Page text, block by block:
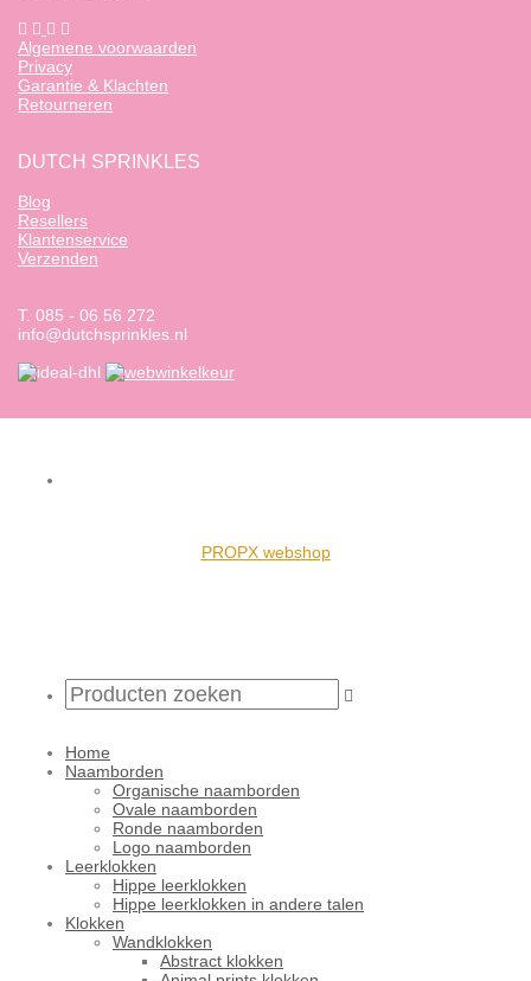
Algemene voorwaarden
Privacy
Garantie & Klachten
Retourneren
DUTCH SPRINKLES
Blog
Resellers
Klantenservice
Verzenden
T. 085 - 06 56 272
info@dutchsprinkles.nl
PROPX webshop
Home
Naamborden
Organische naamborden
Ovale naamborden
Ronde naamborden
Logo naamborden
Leerklokken
Hippe leerklokken
Hippe leerklokken in andere talen
Klokken
Wandklokken
Abstract klokken